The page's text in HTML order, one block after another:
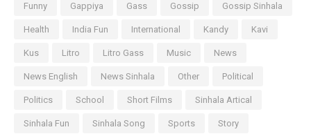
Funny Gappiya Gass Gossip Gossip Sinhala
Health India Fun International Kandy Kavi
Kus Litro Litro Gass Music News
News English News Sinhala Other Political
Politics School Short Films Sinhala Artical
Sinhala Fun Sinhala Song Sports Story